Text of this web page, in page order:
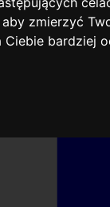
aby zmierzyć
bardziej